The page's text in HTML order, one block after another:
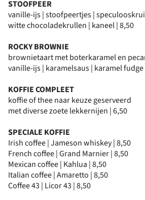
STOOFPEER
vanille-ijs | stoofpeertjes |
witte chocoladekrullen | kaneel | 8,50
ROCKY BROWNIE
brownietaart met boterkaramel en
vanille-ijs | karamelsaus | karamel fudge
KOFFIE COMPLEET
koffie of thee naar keuze geserveerd
met diverse zoete lekkernijen | 6,50
SPECIALE KOFFIE
Irish coffee | Jameson whiskey | 8,50
French coffee | Grand Marnier | 8,50
Mexican coffee | Kahlua | 8,50
Italian coffee | Amaretto | 8,50
Coffee 43 | Licor 43 | 8,50